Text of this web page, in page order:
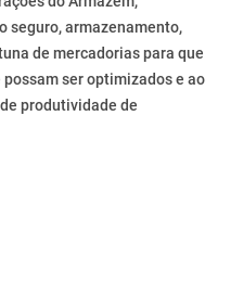
seguro, armazenamento,
de mercadorias para que
ser optimizados e ao
produtividade de